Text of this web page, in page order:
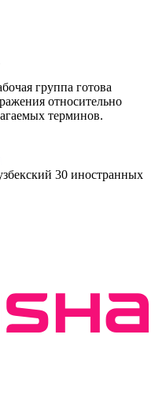
группа готова
относительно
терминов.
30 иностранных